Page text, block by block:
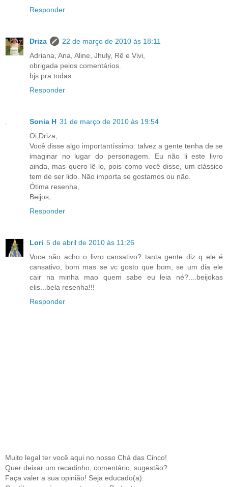
Responder
Driza
22 de março de 2010 às 18:11
Adriana, Ana, Aline, Jhuly, Rê e Vivi,
obrigada pelos comentários.
bjs pra todas
Responder
Sonia H 31 de março de 2010 às 19:54
Oi,Driza,
Você disse algo importantíssimo: talvez a gente tenha de se
imaginar no lugar do personagem. Eu não li este livro
ainda, mas quero lê-lo, pois como você disse, um clássico
tem de ser lido. Não importa se gostamos ou não.
Ótima resenha,
Beijos,
Responder
Lori 5 de abril de 2010 às 11:26
Voce não acho o livro cansativo? tanta gente diz q ele é
cansativo, bom mas se vc gosto que bom, se um dia ele
cair na minha mao quem sabe eu leia né?....beijokas
elis...bela resenha!!!
Responder
Muito legal ter você aqui no nosso Chá das Cinco!
Quer deixar um recadinho, comentário, sugestão?
Faça valer a sua opinião! Seja educado(a).